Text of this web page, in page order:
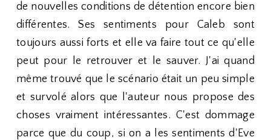
de nouvelles conditions de détention encore bien
différentes. Ses sentiments pour Caleb sont
toujours aussi forts et elle va faire tout ce qu'elle
peut pour le retrouver et le sauver. J'ai quand
même trouvé que le scénario était un peu simple
et survolé alors que l'auteur nous propose des
choses vraiment intéressantes. C'est dommage
parce que du coup, si on a les sentiments d'Eve